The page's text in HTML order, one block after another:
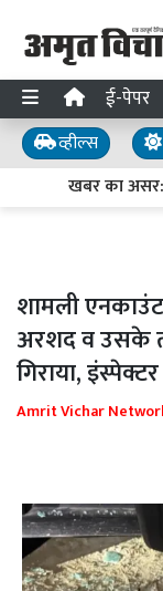
ई-पेपर
व्हील्स
खबर का असर:
शामली
अरशद व उसके
गिराया,
Amrit Vichar